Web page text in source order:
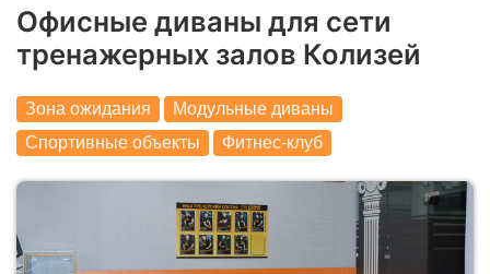
Офисные диваны для сети
тренажерных залов Колизей
Зона ожидания
Модульные диваны
Спортивные объекты
Фитнес-клуб